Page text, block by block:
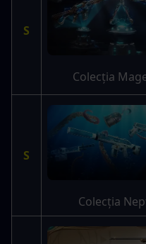
S
Colecția
S
Colecția